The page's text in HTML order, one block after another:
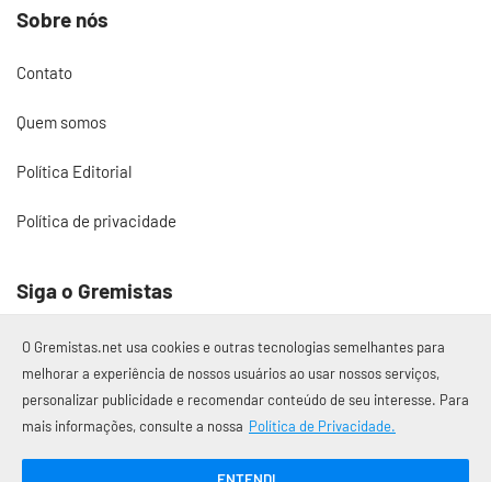
Sobre nós
Contato
Quem somos
Política Editorial
Política de privacidade
Siga o Gremistas
© 2017 – 2026 Gremistas.net
Gremistas.net — Porto Alegre/RS
O Gremistas.net usa cookies e outras tecnologias semelhantes para
melhorar a experiência de nossos usuários ao usar nossos serviços,
personalizar publicidade e recomendar conteúdo de seu interesse. Para
mais informações, consulte a nossa Política de Privacidade.